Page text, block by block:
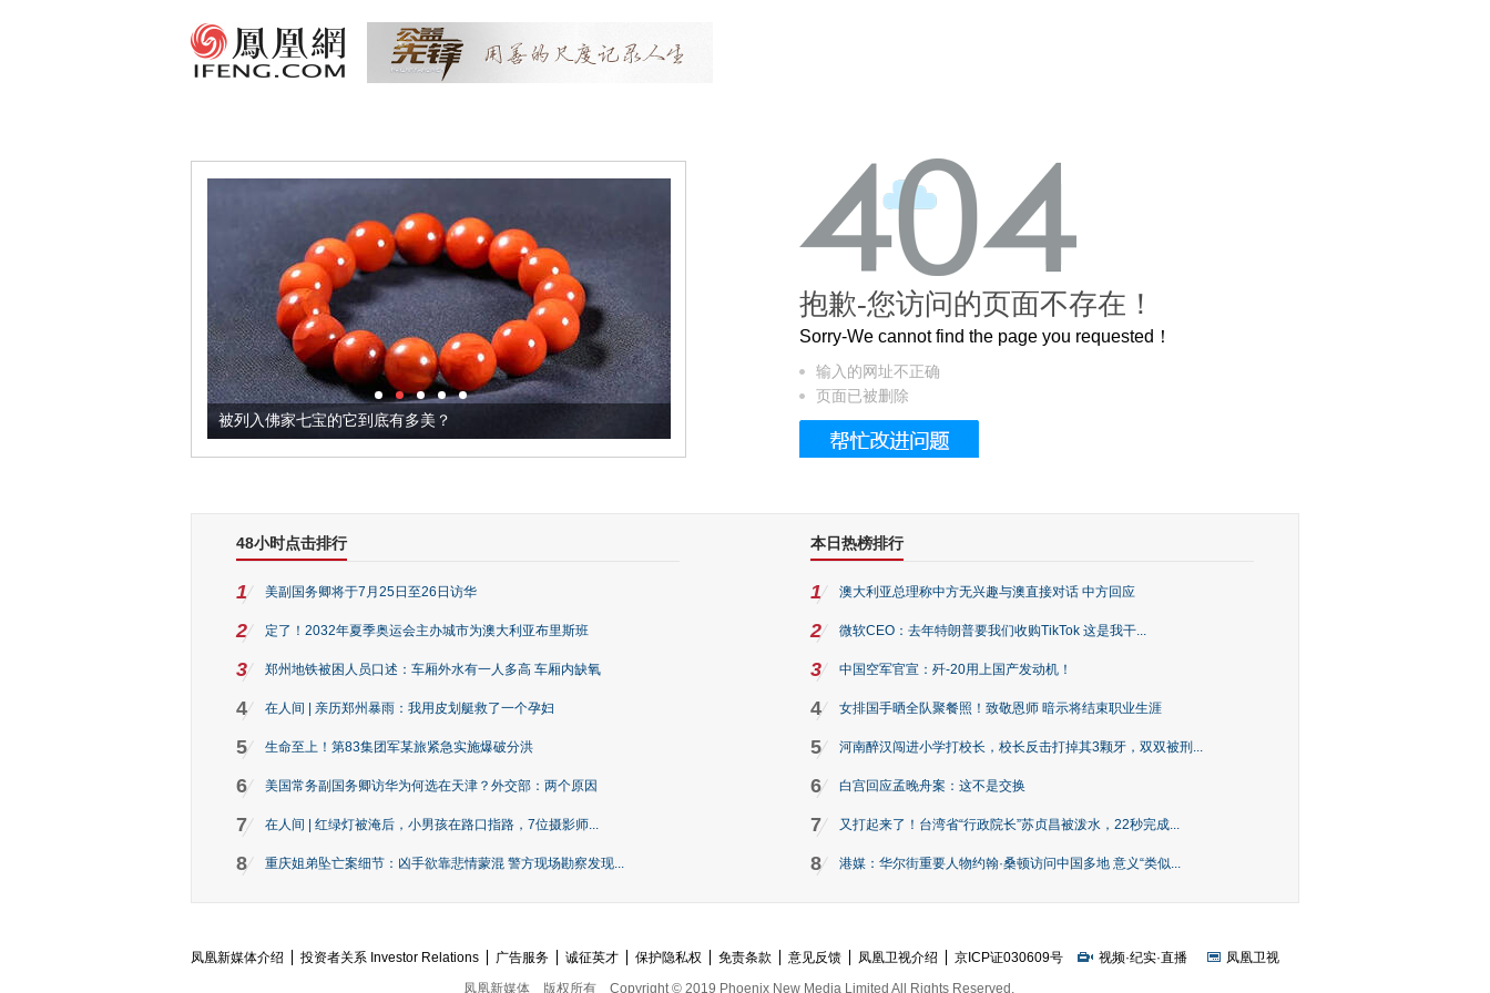
被列入佛家七宝的它到底有多美？ 这个3.2米的长卷，还原了600岁的紫禁城
抱歉-您访问的页面不存在！
Sorry-We cannot find the page you requested！
输入的网址不正确
页面已被删除
48小时点击排行
1 美副国务卿将于7月25日至26日访华
2 定了！2032年夏季奥运会主办城市为澳大利亚布里斯班
3 郑州地铁被困人员口述：车厢外水有一人多高 车厢内缺氧
4 在人间 | 亲历郑州暴雨：我用皮划艇救了一个孕妇
5 生命至上！第83集团军某旅紧急实施爆破分洪
6 美国常务副国务卿访华为何选在天津？外交部：两个原因
7 在人间 | 红绿灯被淹后，小男孩在路口指路，7位摄影师...
8 重庆姐弟坠亡案细节：凶手欲靠悲情蒙混 警方现场勘察发现...
本日热榜排行
1 澳大利亚总理称中方无兴趣与澳直接对话 中方回应
2 微软CEO：去年特朗普要我们收购TikTok 这是我干...
3 中国空军官宣：歼-20用上国产发动机！
4 女排国手晒全队聚餐照！致敬恩师 暗示将结束职业生涯
5 河南醉汉闯进小学打校长，校长反击打掉其3颗牙，双双被刑...
6 白宫回应孟晚舟案：这不是交换
7 又打起来了！台湾省“行政院长”苏贞昌被泼水，22秒完成...
8 港媒：华尔街重要人物约翰·桑顿访问中国多地 意义“类似...
凤凰新媒体介绍 投资者关系 Investor Relations 广告服务 诚征英才 保护隐私权 免责条款 意见反馈 凤凰卫视介绍 京ICP证030609号 视频·纪实·直播
凤凰卫视
凤凰新媒体
版权所有 Copyright © 2019 Phoenix New Media Limited All Rights Reserved.